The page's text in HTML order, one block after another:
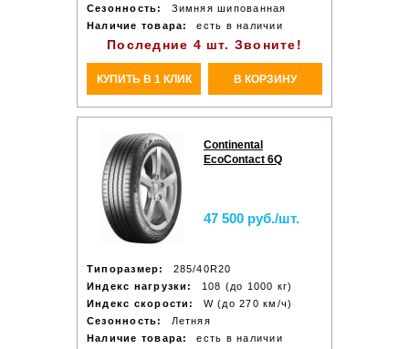
Сезонность:
Зимняя шипованная
Наличие товара:
есть в наличии
Последние 4 шт. Звоните!
КУПИТЬ В 1 КЛИК В КОРЗИНУ
Continental
EcoContact 6Q
47 500 руб./шт.
Типоразмер:
285/40R20
Индекс нагрузки:
108 (до 1000 кг)
Индекс скорости:
W (до 270 км/ч)
Сезонность:
Летняя
Наличие товара:
есть в наличии